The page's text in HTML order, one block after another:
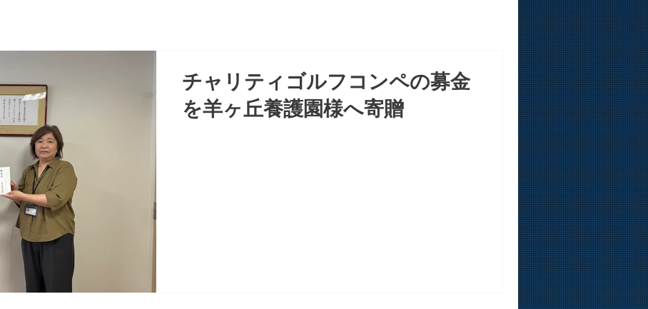
チャリティゴルフコンペの募金
を羊ヶ丘養護園様へ寄贈